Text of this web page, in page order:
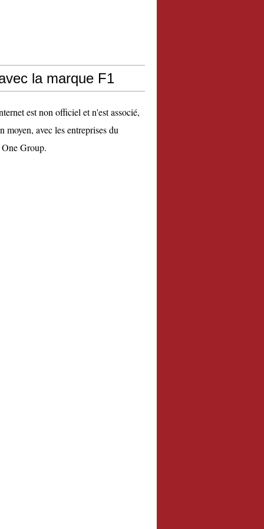
la marque F1
est non officiel et n'est associé,
moyen, avec les entreprises du
Group.